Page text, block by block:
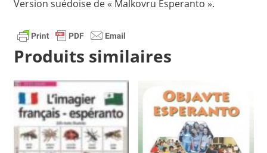
Version suédoise de « Malkovru Esperanto ».
Produits similaires